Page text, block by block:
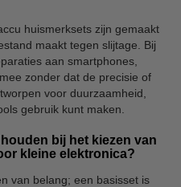
huismerksets zijn gemaakt
maakt tegen slijtage. Bij
aan smartphones,
zonder dat de precisie of
voor duurzaamheid,
gebruik kunt maken.
bij het kiezen van
kleine elektronica?
van belang; een basisset is